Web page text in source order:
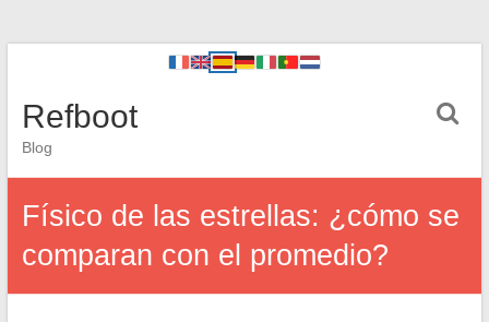
Refboot
Blog
Físico de las estrellas: ¿cómo se
comparan con el promedio?